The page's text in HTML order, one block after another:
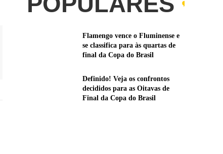
Flamengo vence o Fluminense e
se classifica para às quartas de
final da Copa do Brasil
Definido! Veja os confrontos
decididos para as Oitavas de
Final da Copa do Brasil